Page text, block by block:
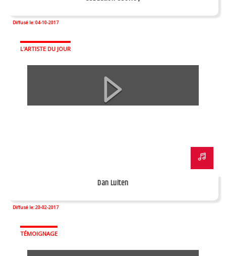
Diffusé le: 04-10-2017
L'ARTISTE DU JOUR
Dan Luiten
Diffusé le: 20-02-2017
TÉMOIGNAGE